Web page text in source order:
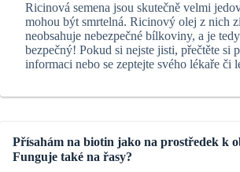
Ricinová semena jsou skutečně velmi
mohou být smrtelná. Ricinový olej z nich
neobsahuje nebezpečné bílkoviny, a je
bezpečný! Pokud si nejste jisti, přečtěte si
informaci nebo se zeptejte svého lékaře či
Přísahám na biotin jako na prostředek k
Funguje také na řasy?